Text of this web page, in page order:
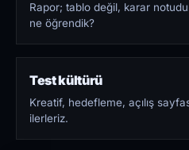
Rapor; tablo değil, karar
ne öğrendik?
Test kültürü
Kreatif, hedefleme, açılış
ilerleriz.